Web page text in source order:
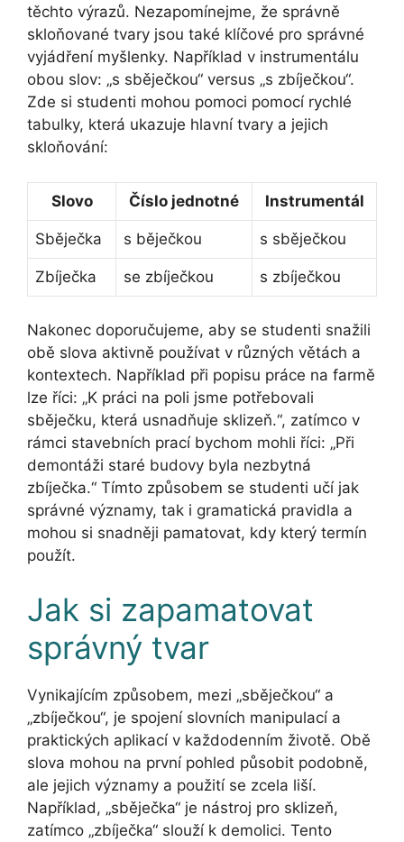
těchto výrazů. Nezapomínejme, že správně
skloňované tvary jsou také klíčové pro správné
vyjádření myšlenky. Například v instrumentálu
obou slov: „s sběječkou“ versus „s zbíječkou“.
Zde si studenti mohou pomoci pomocí rychlé
tabulky, která ukazuje hlavní tvary a jejich
skloňování:
Slovo Číslo jednotné Instrumentál
Sběječka s běječkou s sběječkou
Zbíječka se zbíječkou s zbíječkou
Nakonec doporučujeme, aby se studenti snažili
obě slova aktivně používat v různých větách a
kontextech. Například při popisu práce na farmě
lze říci: „K práci na poli jsme potřebovali
sběječku, která usnadňuje sklizeň.“, zatímco v
rámci stavebních prací bychom mohli říci: „Při
demontáži staré budovy byla nezbytná
zbíječka.“ Tímto způsobem se studenti učí jak
správné významy, tak i gramatická pravidla a
mohou si snadněji pamatovat, kdy který termín
použít.
Jak si zapamatovat
správný tvar
Vynikajícím způsobem, mezi „sběječkou“ a
„zbíječkou“, je spojení slovních manipulací a
praktických aplikací v každodenním životě. Obě
slova mohou na první pohled působit podobně,
ale jejich významy a použití se zcela liší.
Například, „sběječka“ je nástroj pro sklizeň,
zatímco „zbíječka“ slouží k demolici. Tento